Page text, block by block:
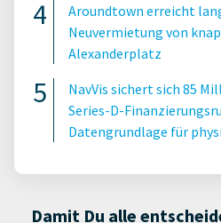
Aroundtown erreicht
Neuvermietung von
Alexanderplatz
NavVis sichert sich 85
Series-D-
Datengrundlage für
Damit Du alle